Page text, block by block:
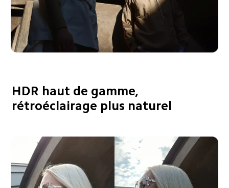
HDR haut de gamme,
rétroéclairage plus naturel